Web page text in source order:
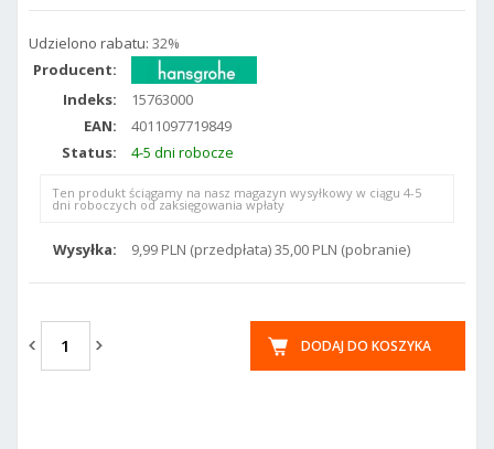
Udzielono rabatu: 32%
Producent:
Indeks:
15763000
EAN:
4011097719849
Status:
4-5 dni robocze
Ten produkt ściągamy na nasz magazyn wysyłkowy w ciągu 4-5
dni roboczych od zaksięgowania wpłaty
Wysyłka: 9,99 PLN (przedpłata) 35,00 PLN (pobranie)
DODAJ DO KOSZYKA